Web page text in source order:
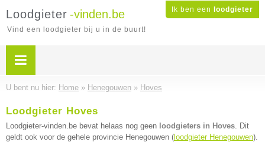
Ik ben een loodgieter
Loodgieter -vinden.be
Vind een loodgieter bij u in de buurt!
U bent nu hier: Home » Henegouwen » Hoves
Loodgieter Hoves
Loodgieter-vinden.be bevat helaas nog geen loodgieters in Hoves. Dit
geldt ook voor de gehele provincie Henegouwen ( loodgieter Henegouwen).